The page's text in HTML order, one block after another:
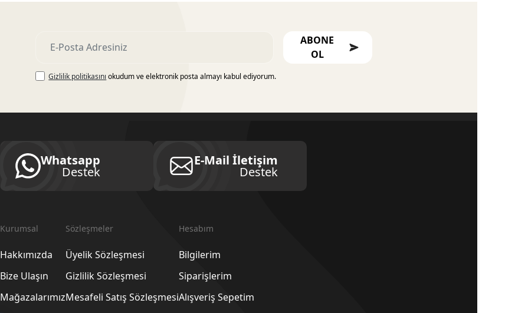
ABONE
OL
Gizlilik politikasını okudum ve elektronik posta almayı kabul ediyorum.
Whatsapp
Destek
E-Mail İletişim
Destek
Kurumsal
Hakkımızda
Bize Ulaşın
Mağazalarımız
Sözleşmeler
Üyelik Sözleşmesi
Gizlilik Sözleşmesi
Mesafeli Satış Sözleşmesi
Hesabım
Bilgilerim
Siparişlerim
Alışveriş Sepetim